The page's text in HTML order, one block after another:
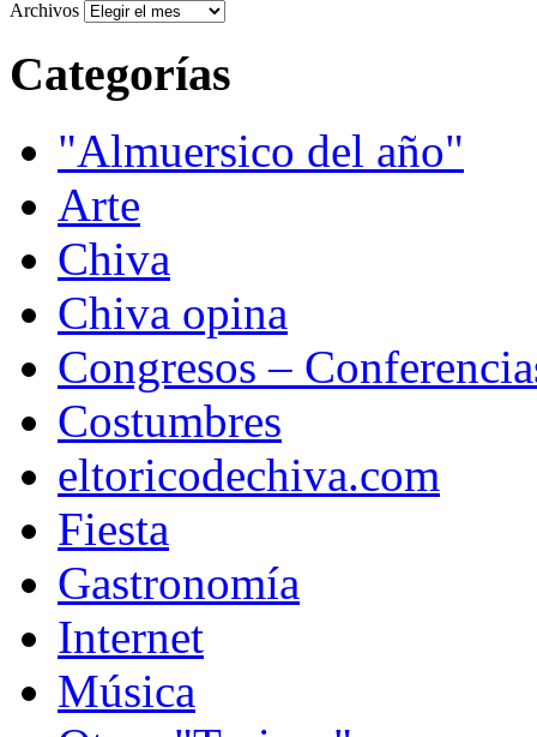
Archivos
Categorías
"Almuersico del año"
Arte
Chiva
Chiva opina
Congresos –
Costumbres
eltoricodechiva.com
Fiesta
Gastronomía
Internet
Música